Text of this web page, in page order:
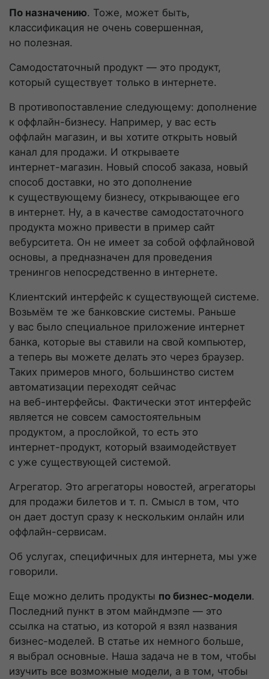
По назначению. Тоже, может быть,
классификация не очень совершенная,
но полезная.
Самодостаточный продукт — это продукт,
который существует только в интернете.
В противопоставление следующему: дополнение
к оффлайн-бизнесу. Например, у вас есть
оффлайн магазин, и вы хотите открыть новый
канал для продажи. И открываете
интернет-магазин. Новый способ заказа, новый
способ доставки, но это дополнение
к существующему бизнесу, открывающее его
в интернет. Ну, а в качестве самодостаточного
продукта можно привести в пример сайт
вебурситета. Он не имеет за собой оффлайновой
основы, а предназначен для проведения
тренингов непосредственно в интернете.
Клиентский интерфейс к существующей системе.
Возьмём те же банковские системы. Раньше
у вас было специальное приложение интернет
банка, которые вы ставили на свой компьютер,
а теперь вы можете делать это через браузер.
Таких примеров много, большинство систем
автоматизации переходят сейчас
на веб-интерфейсы. Фактически этот интерфейс
является не совсем самостоятельным
продуктом, а прослойкой, то есть это
интернет-продукт, который взаимодействует
с уже существующей системой.
Агрегатор. Это агрегаторы новостей, агрегаторы
для продажи билетов и т. п. Смысл в том, что
он дает доступ сразу к нескольким онлайн или
оффлайн-сервисам.
Об услугах, специфичных для интернета, мы уже
говорили.
Еще можно делить продукты по бизнес-модели.
Последний пункт в этом майндмэпе — это
ссылка на статью, из которой я взял названия
бизнес-моделей. В статье их немного больше,
я выбрал основные. Наша задача не в том, чтобы
изучить все возможные модели, а в том, чтобы